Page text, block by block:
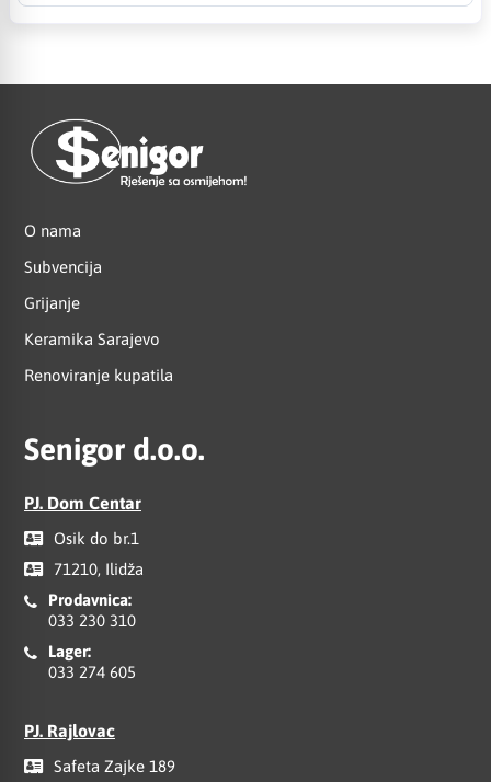
O nama
Subvencija
Grijanje
Keramika Sarajevo
Renoviranje kupatila
Senigor d.o.o.
PJ. Dom Centar
Osik do br.1
71210, Ilidža
Prodavnica:
033 230 310
Lager:
033 274 605
PJ. Rajlovac
Safeta Zajke 189